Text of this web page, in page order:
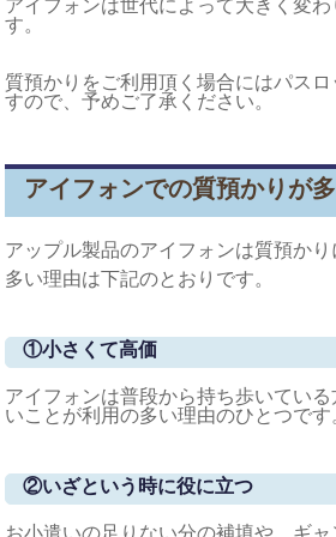
アイフォンは世代によって大きく変
す。
質預かりをご利用頂く場合にはパス
すので、予めご了承ください。
アイフォンでの質預かりが
アップル製品のアイフォンは質預か
多い理由は下記のとおりです。
①小さくて高価
アイフォンは普段から持ち歩いてい
いことが利用の多い理由のひとつです
②いざという時に役に立つ
お小遣いの足りない分の補填や、ギ